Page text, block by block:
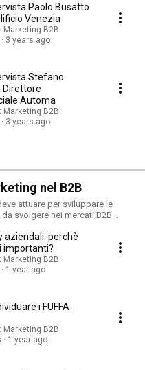
Paolo Busatto
Venezia
Marketing B2B
3 years ago
Stefano
Direttore
Automa
Marketing B2B
3 years ago
nel B2B
attuare per sviluppare le
svolgere nei mercati B2B
di marketing che una
per incrementare il suo
aziendali: perchè
importanti?
Marketing B2B
1 year ago
i FUFFA
Marketing B2B
1 year ago